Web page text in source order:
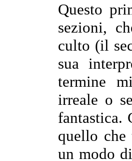
Questo
sezioni,
culto (il
sua
termine
irreale o
fantastica.
quello che
un modo